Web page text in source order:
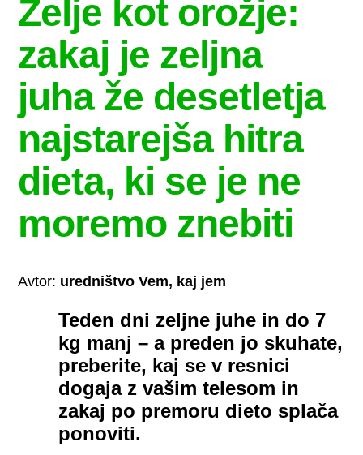
Zelje kot orožje:
zakaj je zeljna
juha že desetletja
najstarejša hitra
dieta, ki se je ne
moremo znebiti
Avtor: uredništvo Vem, kaj jem
Teden dni zeljne juhe in do 7
kg manj – a preden jo skuhate,
preberite, kaj se v resnici
dogaja z vašim telesom in
zakaj po premoru dieto splača
ponoviti.